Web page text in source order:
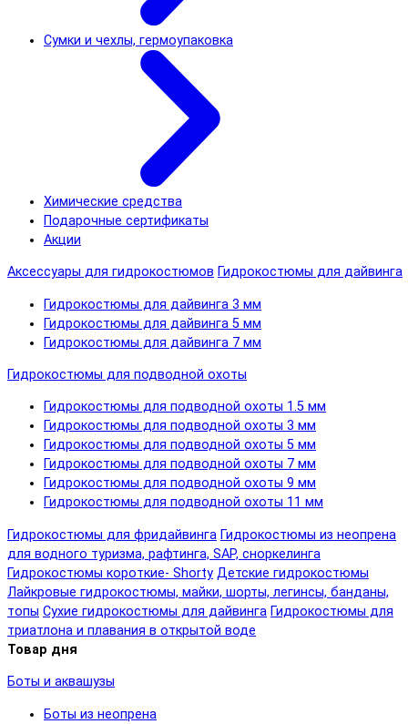
Сумки и чехлы, гермоупаковка
Химические средства
Подарочные сертификаты
Акции
Аксессуары для гидрокостюмов Гидрокостюмы для дайвинга
Гидрокостюмы для дайвинга 3 мм
Гидрокостюмы для дайвинга 5 мм
Гидрокостюмы для дайвинга 7 мм
Гидрокостюмы для подводной охоты
Гидрокостюмы для подводной охоты 1.5 мм
Гидрокостюмы для подводной охоты 3 мм
Гидрокостюмы для подводной охоты 5 мм
Гидрокостюмы для подводной охоты 7 мм
Гидрокостюмы для подводной охоты 9 мм
Гидрокостюмы для подводной охоты 11 мм
Гидрокостюмы для фридайвинга Гидрокостюмы из неопрена
для водного туризма, рафтинга, SAP, сноркелинга
Гидрокостюмы короткие- Shorty Детские гидрокостюмы
Лайкровые гидрокостюмы, майки, шорты, легинсы, банданы,
топы Сухие гидрокостюмы для дайвинга Гидрокостюмы для
триатлона и плавания в открытой воде
Товар дня
Боты и аквашузы
Боты из неопрена